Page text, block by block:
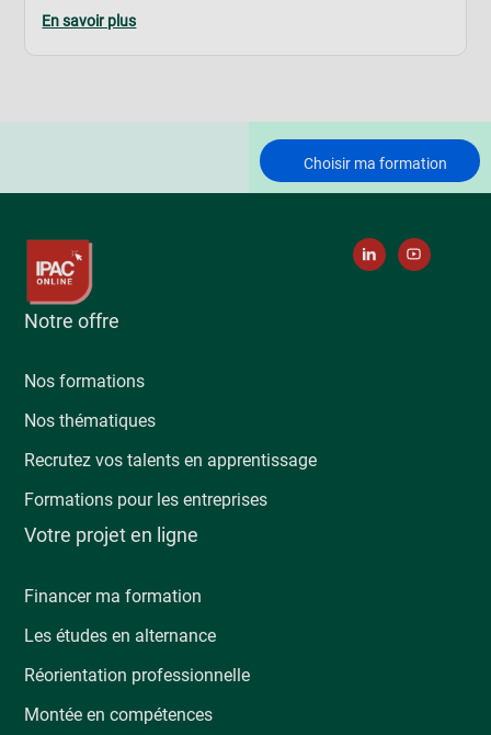
En savoir plus
Choisir ma formation
Notre offre
Nos formations
Nos thématiques
Recrutez vos talents en apprentissage
Formations pour les entreprises
Votre projet en ligne
Financer ma formation
Les études en alternance
Réorientation professionnelle
Montée en compétences